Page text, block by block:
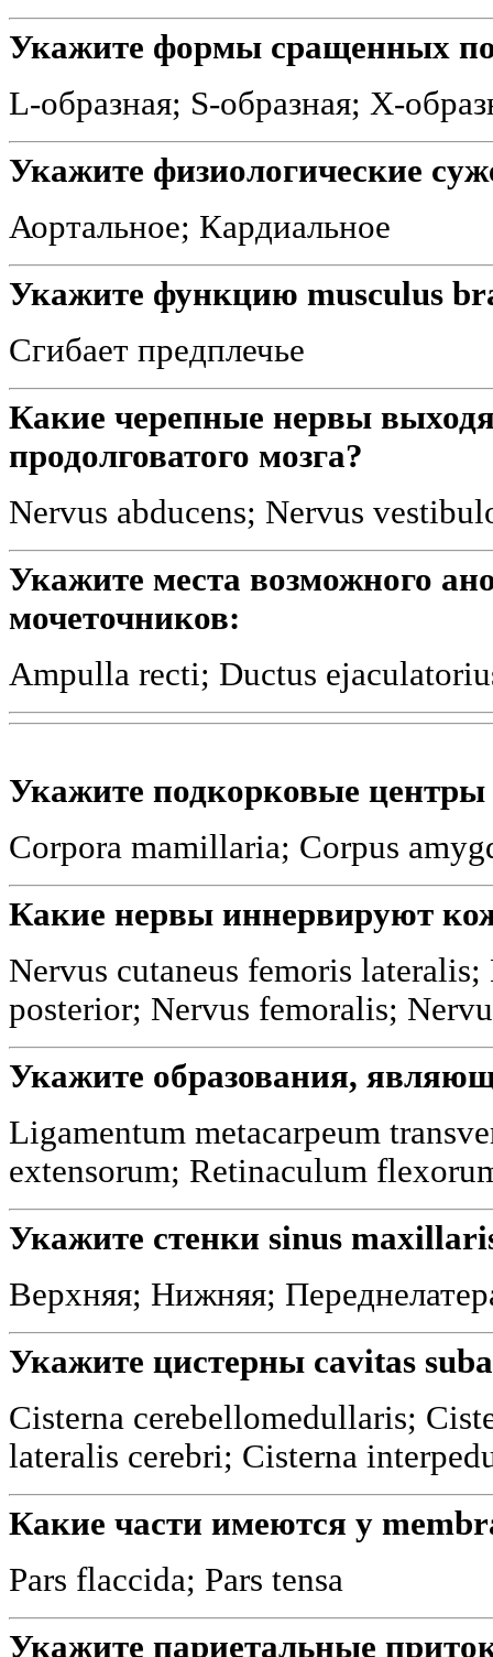
Укажите формы сращенных
L-образная; S-образная; X-
Укажите физиологические
Аортальное; Кардиальное
Укажите функцию musculus
Сгибает предплечье
Какие черепные нервы
продолговатого мозга?
Nervus abducens; Nervus
Укажите места возможного
мочеточников:
Ampulla recti; Ductus
Укажите подкорковые
Corpora mamillaria; Corpus
Какие нервы иннервируют
Nervus cutaneus femoris
posterior; Nervus femoralis;
Укажите образования,
Ligamentum metacarpeum
extensorum; Retinaculum
Укажите стенки sinus
Верхняя; Нижняя;
Укажите цистерны cavitas
Cisterna cerebellomedullaris;
lateralis cerebri; Cisterna
Какие части имеются у
Pars flaccida; Pars tensa
Укажите париетальные